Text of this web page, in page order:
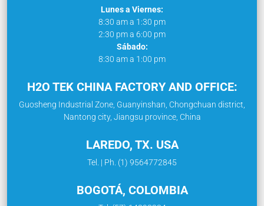
Lunes a Viernes:
8:30 am a 1:30 pm
2:30 pm a 6:00 pm
Sábado:
8:30 am a 1:00 pm
H2O TEK CHINA FACTORY AND OFFICE:
Guosheng Industrial Zone, Guanyinshan, Chongchuan district,
Nantong city, Jiangsu province, China
LAREDO, TX. USA
Tel. | Ph. (1) 9564772845
BOGOTÁ, COLOMBIA